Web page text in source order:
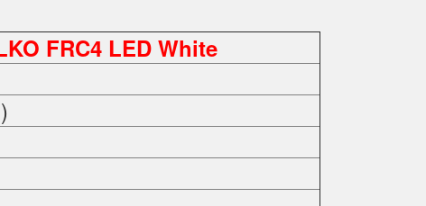
FRC4 LED White